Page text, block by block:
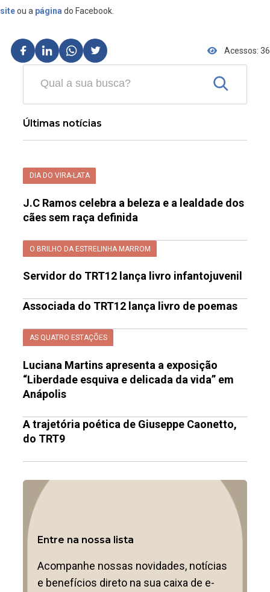
siteou a página do Facebook.
Acessos: 36
Últimas notícias
DIA DO VIRA-LATA
J.C Ramos celebra a beleza e a lealdade dos
cães sem raça definida
O BRILHO DA ESTRELINHA MARROM
Servidor do TRT12 lança livro infantojuvenil
Associada do TRT12 lança livro de poemas
AS QUATRO ESTAÇÕES
Luciana Martins apresenta a exposição
“Liberdade esquiva e delicada da vida” em
Anápolis
A trajetória poética de Giuseppe Caonetto,
do TRT9
Entre na nossa lista
Acompanhe nossas novidades, notícias
e benefícios direto na sua caixa de e-